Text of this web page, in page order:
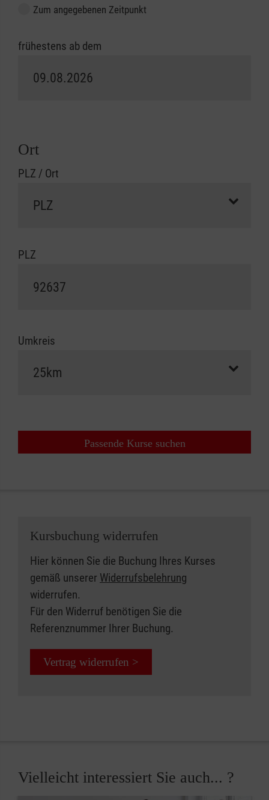
Zum angegebenen Zeitpunkt
frühestens ab dem
Ort
PLZ / Ort
PLZ
Umkreis
Passende Kurse suchen
Kursbuchung widerrufen
Hier können Sie die Buchung Ihres Kurses
gemäß unserer Widerrufsbelehrung
widerrufen.
Für den Widerruf benötigen Sie die
Referenznummer Ihrer Buchung.
Vertrag widerrufen >
Vielleicht interessiert Sie auch... ?